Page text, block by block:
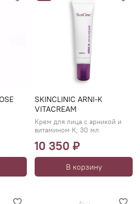
SKINCLINIC ARNI-K
VITACREАM
Крем для лица с арникой и
витамином К, 30 мл
10 350 ₽
В корзину